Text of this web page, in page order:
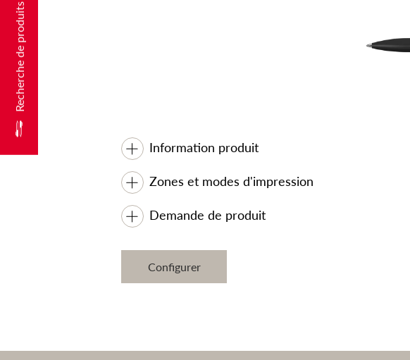
Information produit
Zones et modes d'impression
Demande de produit
Configurer
Recherche de produits